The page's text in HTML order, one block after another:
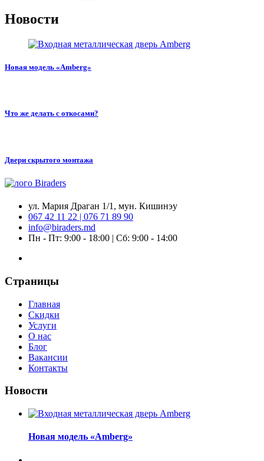
Новости
Новая модель «Amberg»
Что же делать с откосами?
Двери скрытого монтажа
ул. Мария Драган 1/1, мун. Кишинэу
067 42 11 22 | 076 71 89 90
info@biraders.md
Пн - Пт: 9:00 - 18:00 | Сб: 9:00 - 14:00
Страницы
Главная
Скидки
Услуги
О нас
Блог
Вакансии
Контакты
Новости
Новая модель «Amberg»